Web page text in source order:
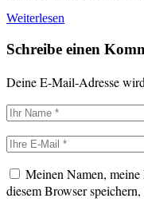
Weiterlesen
Schreibe einen
Deine E-Mail-Adresse
Meinen Namen,
diesem Browser